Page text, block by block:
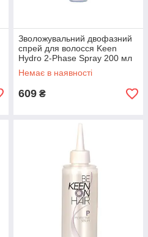
Зволожувальний двофазний
спрей для волосся Keen
Hydro 2-Phase Spray 200 мл
Немає в наявності
609 ₴